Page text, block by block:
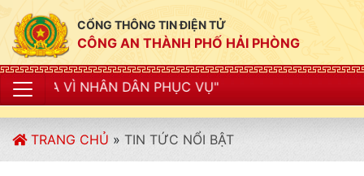
CỔNG THÔNG TIN ĐIỆN TỬ
CÔNG AN THÀNH PHỐ HẢI PHÒNG
PHỤC VỤ"
TRANG CHỦ » TIN TỨC NỔI BẬT